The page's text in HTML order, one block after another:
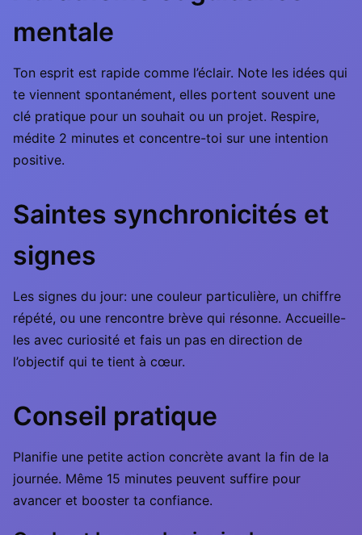
mentale
Ton esprit est rapide comme l’éclair. Note les idées qui
te viennent spontanément, elles portent souvent une
clé pratique pour un souhait ou un projet. Respire,
médite 2 minutes et concentre-toi sur une intention
positive.
Saintes synchronicités et
signes
Les signes du jour: une couleur particulière, un chiffre
répété, ou une rencontre brève qui résonne. Accueille-
les avec curiosité et fais un pas en direction de
l’objectif qui te tient à cœur.
Conseil pratique
Planifie une petite action concrète avant la fin de la
journée. Même 15 minutes peuvent suffire pour
avancer et booster ta confiance.